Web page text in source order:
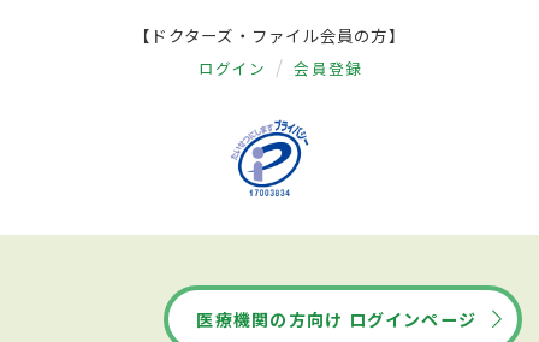
【ドクターズ・ファイル会員の方】
ログイン 会員登録
医療機関の方向け ログインページ